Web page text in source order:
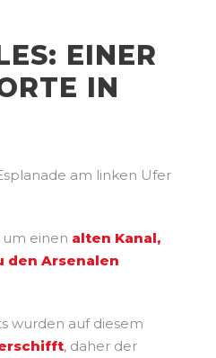
EINER
IN
am linken Ufer
um einen alten Kanal,
den Arsenalen
wurden auf diesem
, daher der